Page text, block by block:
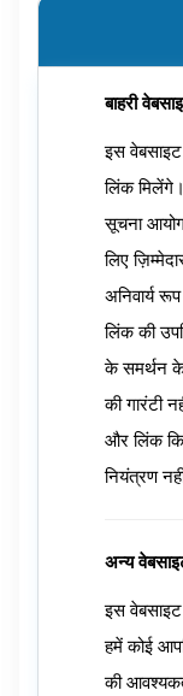
बाहरी
इस
लिंक
सूचना
लिए
अनिवार्य
लिंक की
के समर्थन के
की गारंटी
और लिंक
नियंत्रण
अन्य
इस
हमें कोई
की